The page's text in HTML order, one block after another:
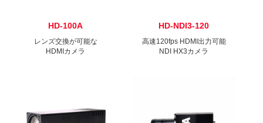
HD-100A
レンズ交換が可能な
HDMIカメラ
HD-NDI3-120
高速120fps HDMI出力可能
NDI HX3カメラ